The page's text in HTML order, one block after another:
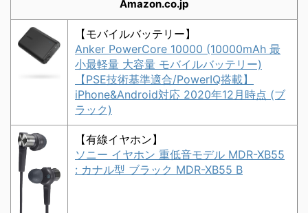
Amazon.co.jp
【モバイルバッテリー】
Anker PowerCore 10000 (10000mAh 最
小最軽量 大容量 モバイルバッテリー)
【PSE技術基準適合/PowerIQ搭載】
iPhone&Android対応 2020年12月時点 (ブ
ラック)
【有線イヤホン】
ソニー イヤホン 重低音モデル MDR-XB55
: カナル型 ブラック MDR-XB55 B